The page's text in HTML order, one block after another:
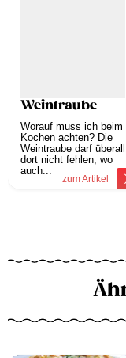
Weintraube
Worauf muss ich beim
Kochen achten? Die
Weintraube darf überall
dort nicht fehlen, wo
auch...
zum Artikel